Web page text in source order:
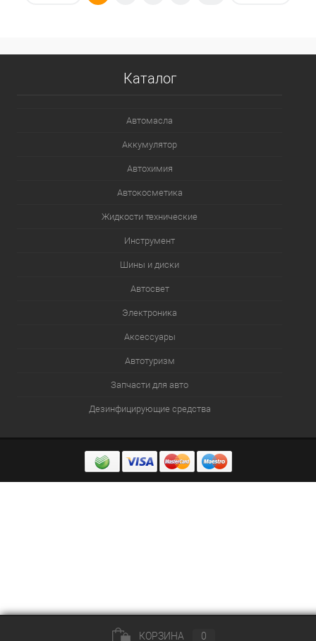
Каталог
Автомасла
Аккумулятор
Автохимия
Автокосметика
Жидкости технические
Инструмент
Шины и диски
Автосвет
Электроника
Аксессуары
Автотуризм
Запчасти для авто
Дезинфицирующие средства
КОРЗИНА 0